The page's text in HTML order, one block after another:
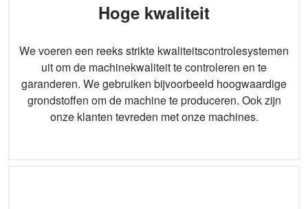
Hoge kwaliteit
We voeren een reeks strikte kwaliteitscontrolesystemen
uit om de machinekwaliteit te controleren en te
garanderen. We gebruiken bijvoorbeeld hoogwaardige
grondstoffen om de machine te produceren. Ook zijn
onze klanten tevreden met onze machines.